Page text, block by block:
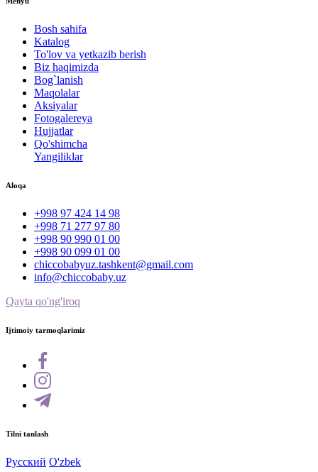
Bosh sahifa
Katalog
To'lov va yetkazib berish
Biz haqimizda
Bog`lanish
Maqolalar
Aksiyalar
Fotogalereya
Hujjatlar
Qo'shimcha
Yangiliklar
Aloqa
+998 97 424 14 98
+998 71 277 97 80
+998 90 990 01 00
+998 90 099 01 00
chiccobabyuz.tashkent@gmail.com
info@chiccobaby.uz
Qayta qo'ng'iroq
Ijtimoiy tarmoqlarimiz
Tilni tanlash
Русский O'zbek